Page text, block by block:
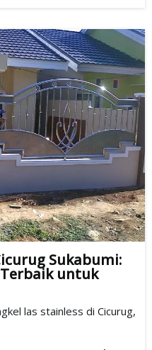
Sukabumi:
Terbaik untuk
las stainless di Cicurug,